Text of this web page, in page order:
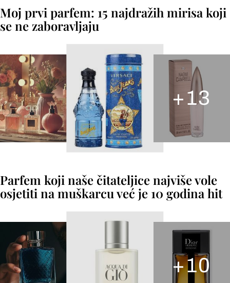
Moj prvi parfem: 15 najdražih mirisa koji
se ne zaboravljaju
+13
Parfem koji naše čitateljice najviše vole
osjetiti na muškarcu već je 10 godina hit
+10